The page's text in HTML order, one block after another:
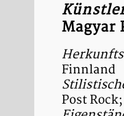
Magyar
Finnland
Post